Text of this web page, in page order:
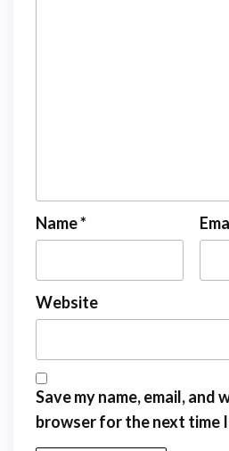
Name*
Website
Save my name, email, and
browser for the next time